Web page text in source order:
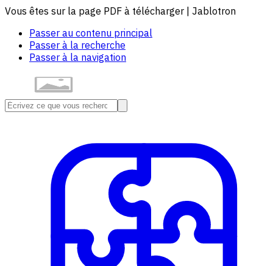
Vous êtes sur la page PDF à télécharger | Jablotron
Passer au contenu principal
Passer à la recherche
Passer à la navigation